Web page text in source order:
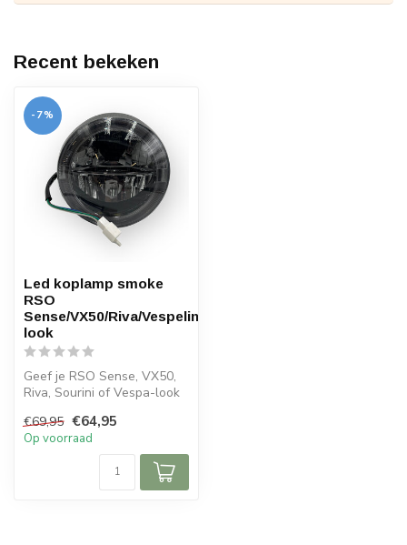
Recent bekeken
-7%
Led koplamp smoke
RSO
Sense/VX50/Riva/Vespelini/vespa-
look
Geef je RSO Sense, VX50,
Riva, Sourini of Vespa-look
e...
€69,95 €64,95
Op voorraad